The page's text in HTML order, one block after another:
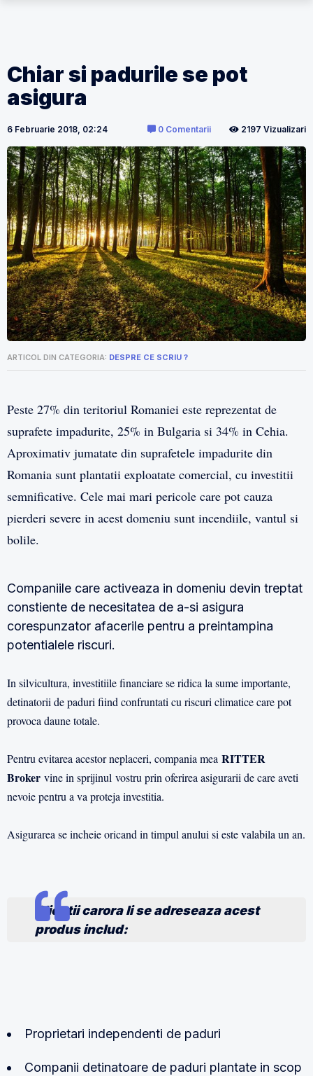
Chiar si padurile se pot
asigura
6 Februarie 2018, 02:24 0 Comentarii 2197 Vizualizari
ARTICOL DIN CATEGORIA: DESPRE CE SCRIU ?
Peste 27% din teritoriul Romaniei este reprezentat de
suprafete impadurite, 25% in Bulgaria si 34% in Cehia.
Aproximativ jumatate din suprafetele impadurite din
Romania sunt plantatii exploatate comercial, cu investitii
semnificative. Cele mai mari pericole care pot cauza
pierderi severe in acest domeniu sunt incendiile, vantul si
bolile.
Companiile care activeaza in domeniu devin treptat
constiente de necesitatea de a-si asigura
corespunzator afacerile pentru a preintampina
potentialele riscuri.
In silvicultura, investitiile financiare se ridica la sume importante,
detinatorii de paduri fiind confruntati cu riscuri climatice care pot
provoca daune totale.
Pentru evitarea acestor neplaceri, compania mea RITTER
Broker vine in sprijinul vostru prin oferirea asigurarii de care aveti
nevoie pentru a va proteja investitia.
Asigurarea se incheie oricand in timpul anului si este valabila un an.
Clientii carora li se adreseaza acest
produs includ:
Proprietari independenti de paduri
Companii detinatoare de paduri plantate in scop